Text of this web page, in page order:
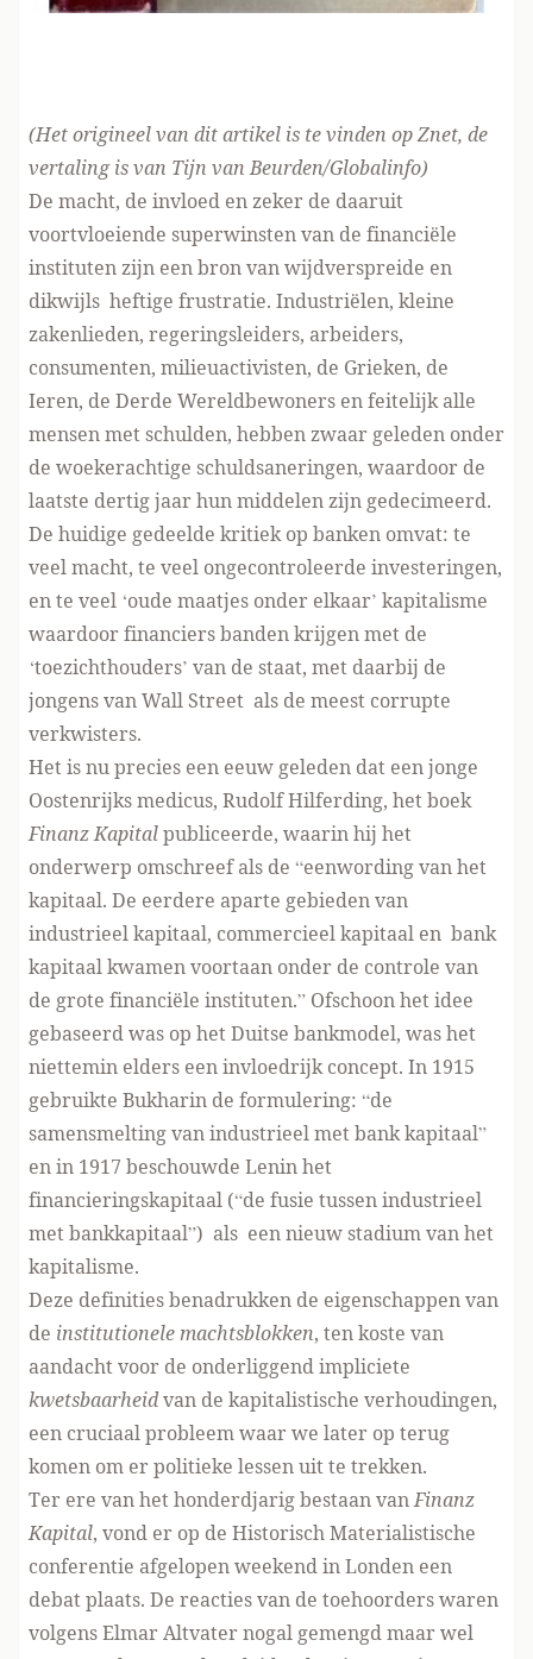
(Het origineel van dit artikel is te vinden op Znet, de
vertaling is van Tijn van Beurden/Globalinfo)
De macht, de invloed en zeker de daaruit
voortvloeiende superwinsten van de financiële
instituten zijn een bron van wijdverspreide en
dikwijls heftige frustratie. Industriëlen, kleine
zakenlieden, regeringsleiders, arbeiders,
consumenten, milieuactivisten, de Grieken, de
Ieren, de Derde Wereldbewoners en feitelijk alle
mensen met schulden, hebben zwaar geleden onder
de woekerachtige schuldsaneringen, waardoor de
laatste dertig jaar hun middelen zijn gedecimeerd.
De huidige gedeelde kritiek op banken omvat: te
veel macht, te veel ongecontroleerde investeringen,
en te veel ‘oude maatjes onder elkaar’ kapitalisme
waardoor financiers banden krijgen met de
‘toezichthouders’ van de staat, met daarbij de
jongens van Wall Street als de meest corrupte
verkwisters.
Het is nu precies een eeuw geleden dat een jonge
Oostenrijks medicus, Rudolf Hilferding, het boek
Finanz Kapitalpubliceerde, waarin hij het
onderwerp omschreef als de “eenwording van het
kapitaal. De eerdere aparte gebieden van
industrieel kapitaal, commercieel kapitaal en bank
kapitaal kwamen voortaan onder de controle van
de grote financiële instituten.” Ofschoon het idee
gebaseerd was op het Duitse bankmodel, was het
niettemin elders een invloedrijk concept. In 1915
gebruikte Bukharin de formulering: “de
samensmelting van industrieel met bank kapitaal”
en in 1917 beschouwde Lenin het
financieringskapitaal (“de fusie tussen industrieel
met bankkapitaal”) als een nieuw stadium van het
kapitalisme.
Deze definities benadrukken de eigenschappen van
de institutionele machtsblokken, ten koste van
aandacht voor de onderliggend impliciete
kwetsbaarheidvan de kapitalistische verhoudingen,
een cruciaal probleem waar we later op terug
komen om er politieke lessen uit te trekken.
Ter ere van het honderdjarig bestaan vanFinanz
Kapital, vond er op de Historisch Materialistische
conferentie afgelopen weekend in Londen een
debat plaats. De reacties van de toehoorders waren
volgens Elmar Altvater nogal gemengd maar wel